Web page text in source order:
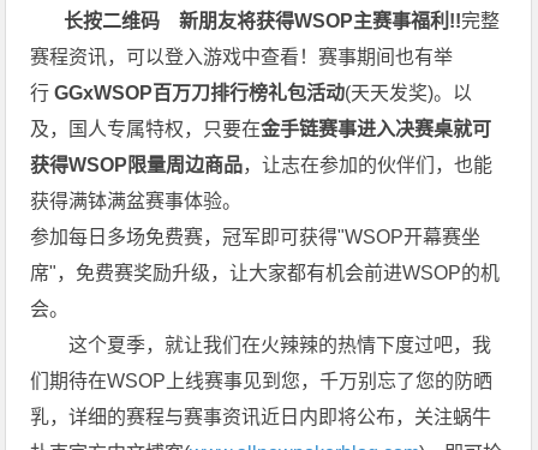
长按二维码新朋友将获得WSOP主赛事福利!!完整
赛程资讯，可以登入游戏中查看！赛事期间也有举
行 GGxWSOP百万刀排行榜礼包活动(天天发奖)。以
及，国人专属特权，只要在金手链赛事进入决赛桌就可
获得WSOP限量周边商品，让志在参加的伙伴们，也能
获得满钵满盆赛事体验。
参加每日多场免费赛，冠军即可获得"WSOP开幕赛坐
席"，免费赛奖励升级，让大家都有机会前进WSOP的机
会。
这个夏季，就让我们在火辣辣的热情下度过吧，我
们期待在WSOP上线赛事见到您，千万别忘了您的防晒
乳，详细的赛程与赛事资讯近日内即将公布，关注蜗牛